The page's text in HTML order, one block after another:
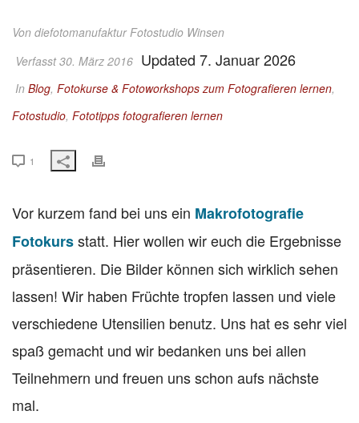
Von diefotomanufaktur Fotostudio Winsen
Verfasst 30. März 2016 Updated 7. Januar 2026
In Blog, Fotokurse & Fotoworkshops zum Fotografieren lernen,
Fotostudio, Fototipps fotografieren lernen
1
Vor kurzem fand bei uns ein Makrofotografie
Fotokursstatt. Hier wollen wir euch die Ergebnisse
präsentieren. Die Bilder können sich wirklich sehen
lassen! Wir haben Früchte tropfen lassen und viele
verschiedene Utensilien benutz. Uns hat es sehr viel
spaß gemacht und wir bedanken uns bei allen
Teilnehmern und freuen uns schon aufs nächste
mal.